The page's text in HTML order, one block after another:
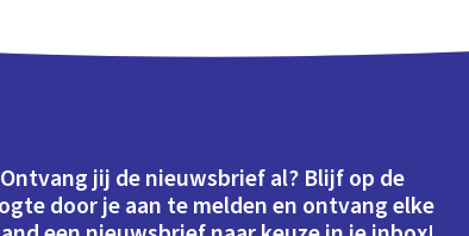
Ontvang jij de nieuwsbrief al? Blijf op de
door je aan te melden en ontvang elke